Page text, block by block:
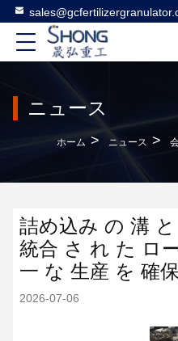
ニュース
ホーム > ニュース > 会社
詰め込み の 溝
統合 さ れ た ロ
一 な 生産 を 確
2026-07-06